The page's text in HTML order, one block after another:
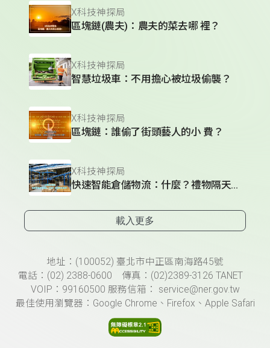
X科技神探局
區塊鏈(農夫)：農夫的菜去哪 裡？
X科技神探局
智慧垃圾車：不用擔心被垃圾偷襲？
X科技神探局
區塊鏈：誰偷了街頭藝人的小 費？
X科技神探局
快速智能倉儲物流：什麼？禮物隔天送到？
載入更多
頁尾資訊地址：(100052) 臺北市中正區南海路45號
電話：(02) 2388-0600 傳真：(02)2389-3126 TANET
VOIP：99160500 服務信箱： service@ner.gov.tw
最佳使用瀏覽器：Google Chrome、Firefox、Apple Safari